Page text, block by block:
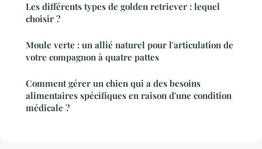
Les différents types de golden retriever : lequel
choisir ?
Moule verte : un allié naturel pour l'articulation de
votre compagnon à quatre pattes
Comment gérer un chien qui a des besoins
alimentaires spécifiques en raison d'une condition
médicale ?